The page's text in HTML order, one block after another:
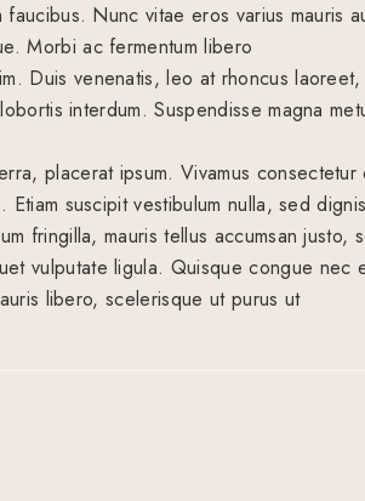
Nunc vitae eros varius
Morbi ac fermentum libero
Duis venenatis, leo at rhoncus
interdum. Suspendisse magna
placerat ipsum. Vivamus consectetur
suscipit vestibulum nulla, sed
fringilla, mauris tellus accumsan justo,
vulputate ligula. Quisque congue nec
libero, scelerisque ut purus ut